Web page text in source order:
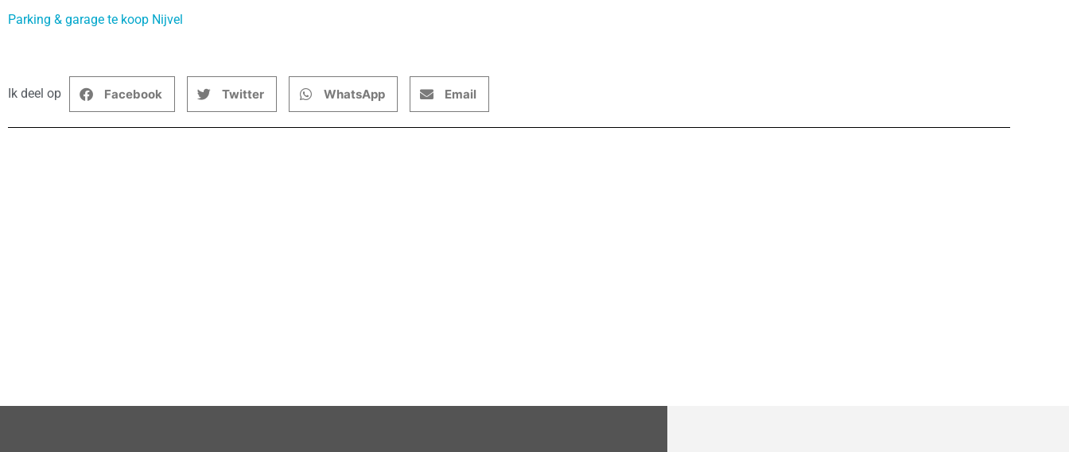
Parking & garage te koop Nijvel
Ik deel op Facebook Twitter WhatsApp Email